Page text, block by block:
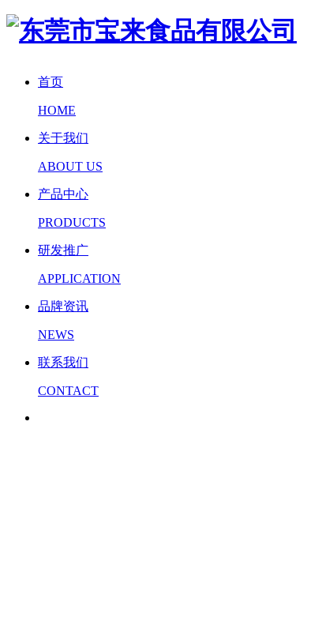
首页
HOME
关于我们
ABOUT US
产品中心
PRODUCTS
研发推广
APPLICATION
品牌资讯
NEWS
联系我们
CONTACT